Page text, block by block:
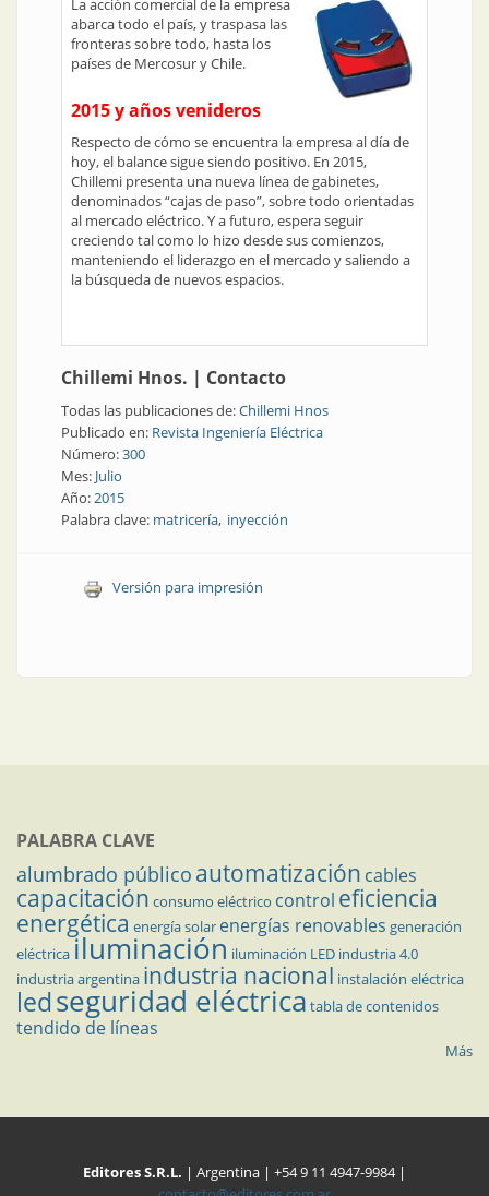
La acción comercial de la empresa
abarca todo el país, y traspasa las
fronteras sobre todo, hasta los
países de Mercosur y Chile.
2015 y años venideros
Respecto de cómo se encuentra la empresa al día de
hoy, el balance sigue siendo positivo. En 2015,
Chillemi presenta una nueva línea de gabinetes,
denominados “cajas de paso”, sobre todo orientadas
al mercado eléctrico. Y a futuro, espera seguir
creciendo tal como lo hizo desde sus comienzos,
manteniendo el liderazgo en el mercado y saliendo a
la búsqueda de nuevos espacios.
Chillemi Hnos. | Contacto
Todas las publicaciones de:Chillemi Hnos
Publicado en: Revista Ingeniería Eléctrica
Número:300
Mes: Julio
Año:2015
Palabra clave: matricería inyección
Versión para impresión
PALABRA CLAVE
alumbrado público automatización cables
capacitación consumo eléctrico control eficiencia
energética energía solar energías renovables generación
eléctricailuminación iluminación LED industria 4.0
industria argentina industria nacional instalación eléctrica
ledseguridad eléctrica tabla de contenidos
tendido de líneas
Más
Editores S.R.L. | Argentina | +54 9 11 4947-9984 |